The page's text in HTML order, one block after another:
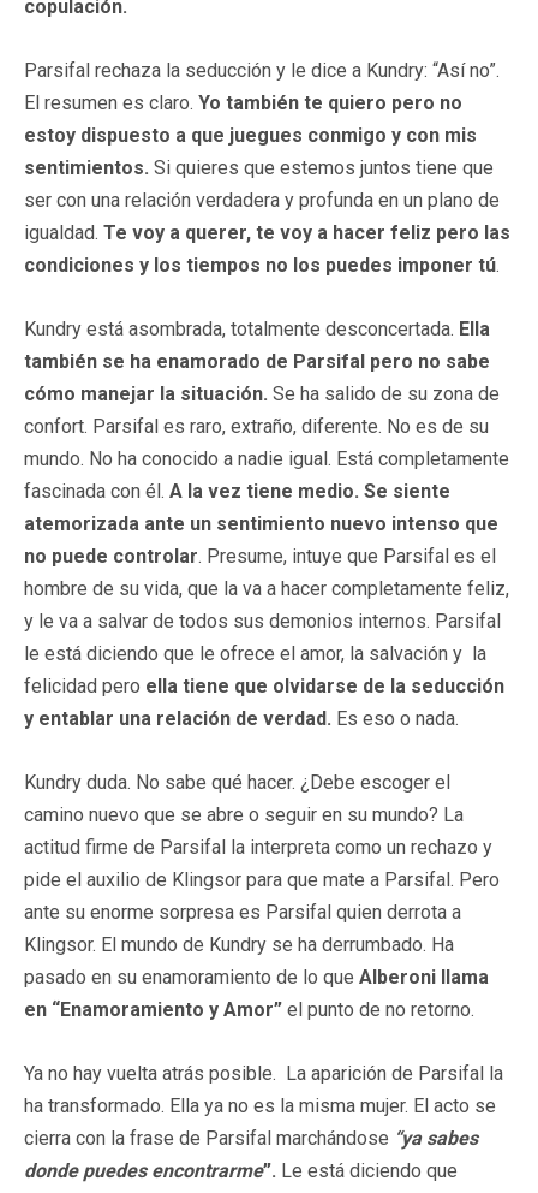
copulación.
Parsifal rechaza la seducción y le dice a Kundry: “Así no”.
El resumen es claro. Yo también te quiero pero no
estoy dispuesto a que juegues conmigo y con mis
sentimientos. Si quieres que estemos juntos tiene que
ser con una relación verdadera y profunda en un plano de
igualdad. Te voy a querer, te voy a hacer feliz pero las
condiciones y los tiempos no los puedes imponer tú.
Kundry está asombrada, totalmente desconcertada. Ella
también se ha enamorado de Parsifal pero no sabe
cómo manejar la situación. Se ha salido de su zona de
confort. Parsifal es raro, extraño, diferente. No es de su
mundo. No ha conocido a nadie igual. Está completamente
fascinada con él. A la vez tiene medio. Se siente
atemorizada ante un sentimiento nuevo intenso que
no puede controlar. Presume, intuye que Parsifal es el
hombre de su vida, que la va a hacer completamente feliz,
y le va a salvar de todos sus demonios internos. Parsifal
le está diciendo que le ofrece el amor, la salvación y la
felicidad pero ella tiene que olvidarse de la seducción
y entablar una relación de verdad. Es eso o nada.
Kundry duda. No sabe qué hacer. ¿Debe escoger el
camino nuevo que se abre o seguir en su mundo? La
actitud firme de Parsifal la interpreta como un rechazo y
pide el auxilio de Klingsor para que mate a Parsifal. Pero
ante su enorme sorpresa es Parsifal quien derrota a
Klingsor. El mundo de Kundry se ha derrumbado. Ha
pasado en su enamoramiento de lo que Alberoni llama
en “Enamoramiento y Amor” el punto de no retorno.
Ya no hay vuelta atrás posible. La aparición de Parsifal la
ha transformado. Ella ya no es la misma mujer. El acto se
cierra con la frase de Parsifal marchándose “ya sabes
donde puedes encontrarme”. Le está diciendo que